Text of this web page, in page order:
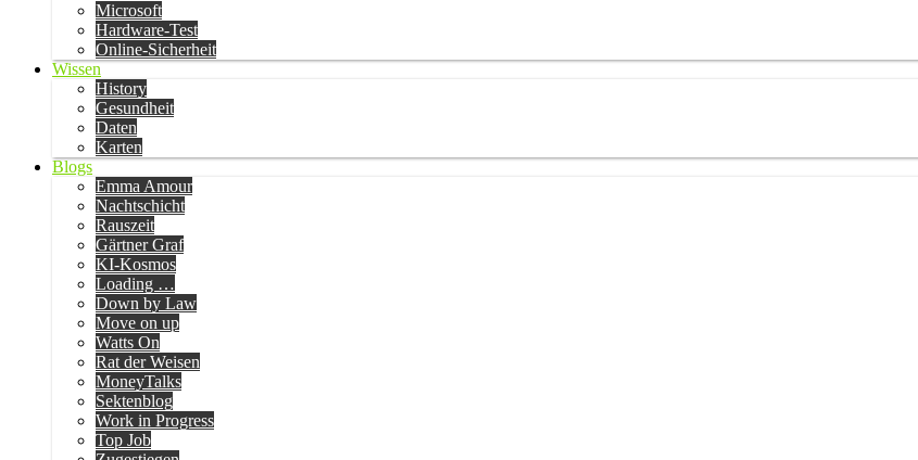
Microsoft
Hardware-Test
Online-Sicherheit
Wissen
History
Gesundheit
Daten
Karten
Blogs
Emma Amour
Nachtschicht
Rauszeit
Gärtner Graf
KI-Kosmos
Loading …
Down by Law
Move on up
Watts On
Rat der Weisen
MoneyTalks
Sektenblog
Work in Progress
Top Job